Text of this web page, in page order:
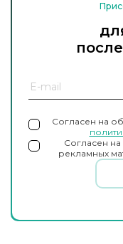
Согласен на
Согласен
рекламных